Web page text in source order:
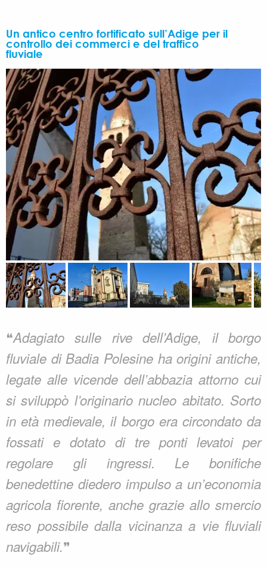
Un antico centro fortificato sull’Adige per il
controllo dei commerci e del traffico
fluviale
❝Adagiato sulle rive dell’Adige, il borgo
fluviale di Badia Polesine ha origini antiche,
legate alle vicende dell’abbazia attorno cui
si sviluppò l’originario nucleo abitato. Sorto
in età medievale, il borgo era circondato da
fossati e dotato di tre ponti levatoi per
regolare gli ingressi. Le bonifiche
benedettine diedero impulso a un’economia
agricola fiorente, anche grazie allo smercio
reso possibile dalla vicinanza a vie fluviali
navigabili.❞